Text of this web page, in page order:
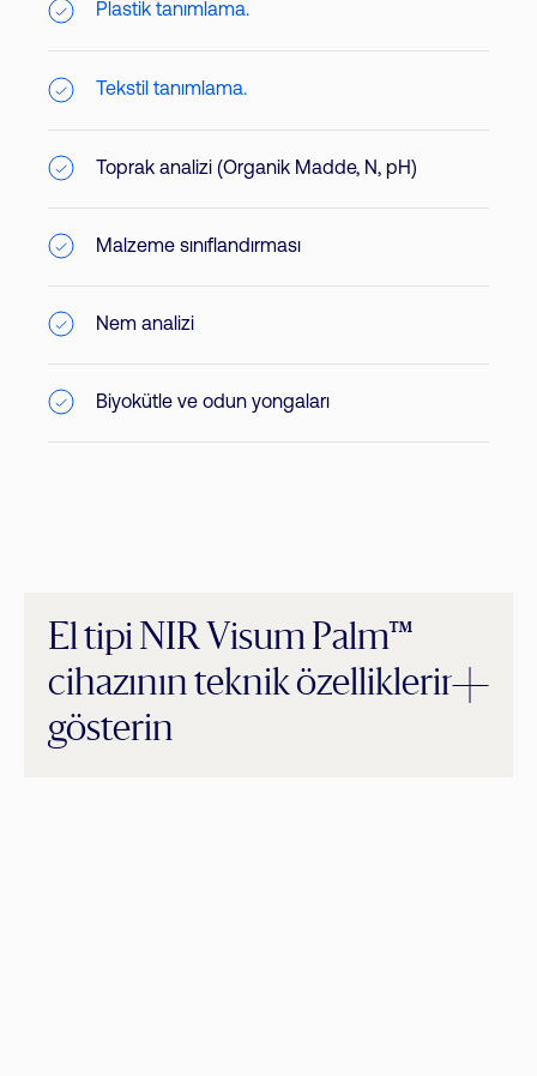
Plastik tanımlama.
Tekstil tanımlama.
Toprak analizi (Organik Madde, N, pH)
Malzeme sınıflandırması
Nem analizi
Biyokütle ve odun yongaları
El tipi NIR Visum Palm™
cihazının teknik özelliklerini
gösterin